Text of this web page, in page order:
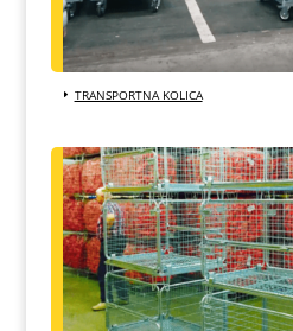
TRANSPORTNA KOLICA